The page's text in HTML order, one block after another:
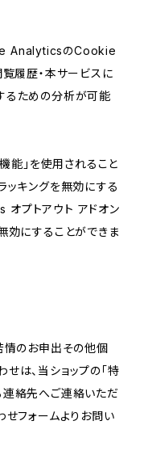
AnalyticsのCookie
覧履歴・本サービスに
るための分析が可能
」を使用されること
ッキングを無効にする
プトアウト アドオン
効にすることができま
情のお申出その他個
は、当ショップの「特
連絡先へご連絡いただ
せフォームよりお問い